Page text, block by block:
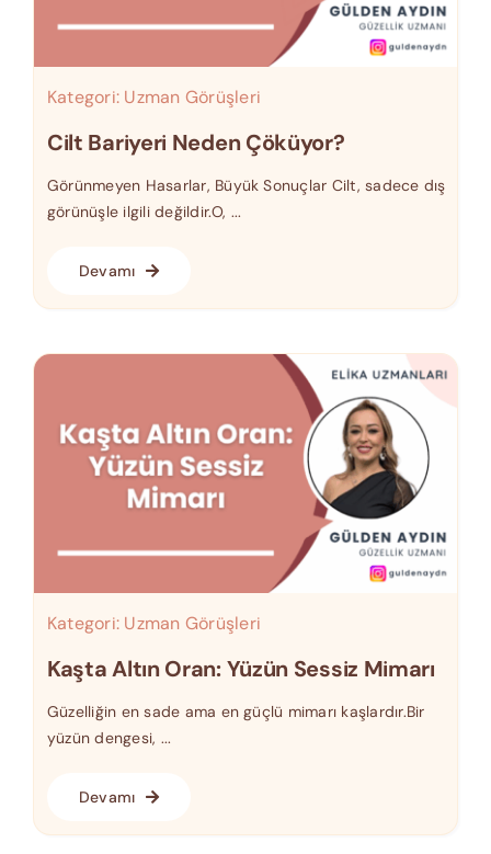
Kategori: Uzman Görüşleri
Cilt Bariyeri Neden Çöküyor?
Görünmeyen Hasarlar, Büyük Sonuçlar Cilt, sadece dış
görünüşle ilgili değildir.O, ...
Devamı
Kategori: Uzman Görüşleri
Kaşta Altın Oran: Yüzün Sessiz Mimarı
Güzelliğin en sade ama en güçlü mimarı kaşlardır.Bir
yüzün dengesi, ...
Devamı